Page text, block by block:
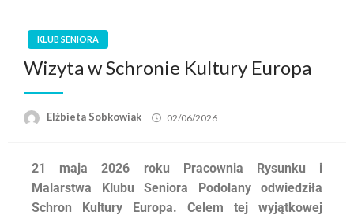
KLUB SENIORA
Wizyta w Schronie Kultury Europa
Elżbieta Sobkowiak 02/06/2026
21 maja 2026 roku Pracownia Rysunku i
Malarstwa Klubu Seniora Podolany odwiedziła
Schron Kultury Europa. Celem tej wyjątkowej